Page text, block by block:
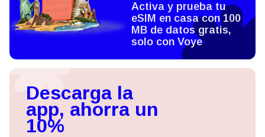
Activa y prueba tu
eSIM en casa con 100
MB de datos gratis,
solo con Voye
Descarga la
app, ahorra un
10%